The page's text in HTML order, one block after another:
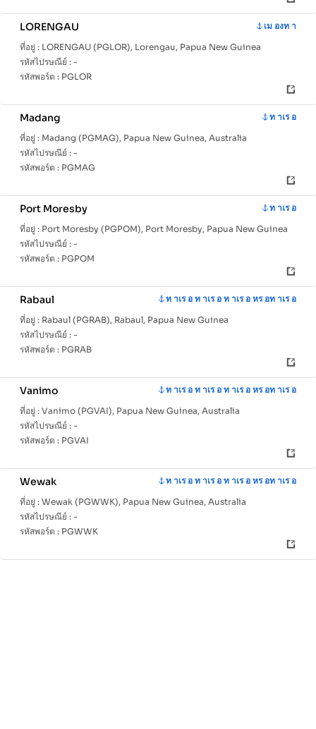
LORENGAU
เม องท า
ที่อยู่ : LORENGAU (PGLOR), Lorengau, Papua New Guinea
รหัสไปรษณีย์ : -
รหัสพอร์ต : PGLOR
Madang
ท าเร อ
ที่อยู่ : Madang (PGMAG), Papua New Guinea, Australia
รหัสไปรษณีย์ : -
รหัสพอร์ต : PGMAG
Port Moresby
ท าเร อ
ที่อยู่ : Port Moresby (PGPOM), Port Moresby, Papua New Guinea
รหัสไปรษณีย์ : -
รหัสพอร์ต : PGPOM
Rabaul
ท าเร อ ท าเร อ ท าเร อ หร อท าเร อ
ที่อยู่ : Rabaul (PGRAB), Rabaul, Papua New Guinea
รหัสไปรษณีย์ : -
รหัสพอร์ต : PGRAB
Vanimo
ท าเร อ ท าเร อ ท าเร อ หร อท าเร อ
ที่อยู่ : Vanimo (PGVAI), Papua New Guinea, Australia
รหัสไปรษณีย์ : -
รหัสพอร์ต : PGVAI
Wewak
ท าเร อ ท าเร อ ท าเร อ หร อท าเร อ
ที่อยู่ : Wewak (PGWWK), Papua New Guinea, Australia
รหัสไปรษณีย์ : -
รหัสพอร์ต : PGWWK